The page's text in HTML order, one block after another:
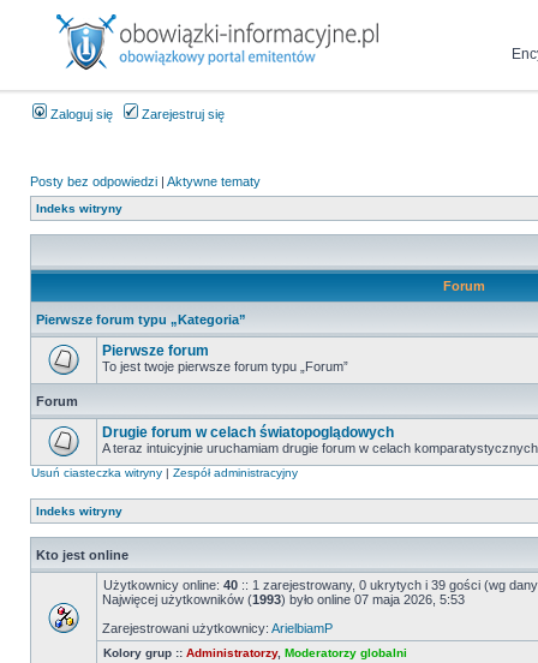
Zaloguj się Zarejestruj się
Posty bez odpowiedzi | Aktywne tematy
Indeks witryny
Forum
Pierwsze forum typu „Kategoria”
Pierwsze forum
To jest twoje pierwsze forum typu „Forum”
Forum
Drugie forum w celach światopoglądowych
A teraz intuicyjnie uruchamiam drugie forum w celach
Usuń ciasteczka witryny | Zespół administracyjny
Indeks witryny
Kto jest online
Użytkownicy online: 40 :: 1 zarejestrowany, 0 ukrytych i 39 gości (wg
Najwięcej użytkowników (1993) było online 07 maja 2026, 5:53
Zarejestrowani użytkownicy: ArielbiamP
Kolory grup :: Administratorzy, Moderatorzy globalni